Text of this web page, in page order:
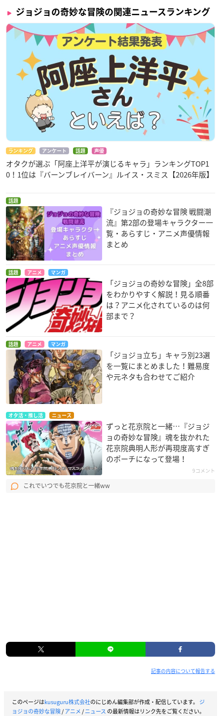
ジョジョの奇妙な冒険の関連ニュースランキング
ランキング アンケート 話題 声優
オタクが選ぶ「阿座上洋平が演じるキャラ」ランキングTOP1
0！1位は『バーンブレイバーン』ルイス・スミス【2026年版】
話題
『ジョジョの奇妙な冒険 戦闘潮
流』第2部の登場キャラクター一
覧・あらすじ・アニメ声優情報
まとめ
話題 アニメ マンガ
「ジョジョの奇妙な冒険」全8部
をわかりやすく解説！見る順番
は？アニメ化されているのは何
部まで？
話題 アニメ マンガ
「ジョジョ立ち」キャラ別23選
を一覧にまとめました！難易度
や元ネタも合わせてご紹介
オタ活・推し活 ニュース
ずっと花京院と一緒…『ジョジ
ョの奇妙な冒険』魂を抜かれた
花京院典明人形が再現度高すぎ
のポーチになって登場！
9コメント
これでいつでも花京院と一緒ww
記事の内容について報告する
このページはkusuguru株式会社のにじめん編集部が作成・配信しています。 ジ
ョジョの奇妙な冒険/アニメ/ニュース の最新情報はリンク先をご覧ください。